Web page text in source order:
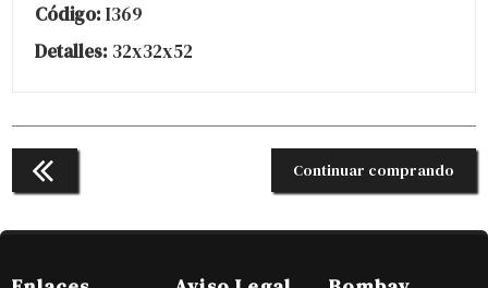
Código: I369
Detalles: 32x32x52
Continuar comprando